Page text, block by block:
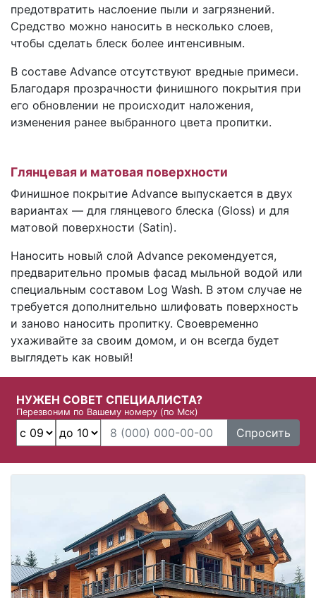
предотвратить наслоение пыли и загрязнений.
Средство можно наносить в несколько слоев,
чтобы сделать блеск более интенсивным.
В составе Advance отсутствуют вредные примеси.
Благодаря прозрачности финишного покрытия при
его обновлении не происходит наложения,
изменения ранее выбранного цвета пропитки.
Глянцевая и матовая поверхности
Финишное покрытие Advance выпускается в двух
вариантах — для глянцевого блеска (Gloss) и для
матовой поверхности (Satin).
Наносить новый слой Advance рекомендуется,
предварительно промыв фасад мыльной водой или
специальным составом Log Wash. В этом случае не
требуется дополнительно шлифовать поверхность
и заново наносить пропитку. Своевременно
ухаживайте за своим домом, и он всегда будет
выглядеть как новый!
НУЖЕН СОВЕТ СПЕЦИАЛИСТА?
Перезвоним по Вашему номеру (по Мск)
Спросить